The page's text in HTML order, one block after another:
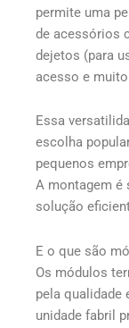
permite uma
de acessórios
dejetos (para
acesso e
Essa
escolha
pequenos
A montagem é
solução
E o que são
Os módulos
pela qualidade
unidade fabril